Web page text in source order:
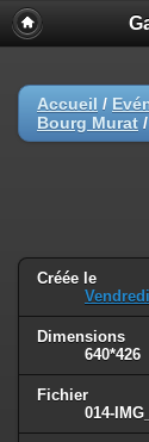
Accueil /
Bourg Murat /
Créée le
Dimensions
640*426
Fichier
014-